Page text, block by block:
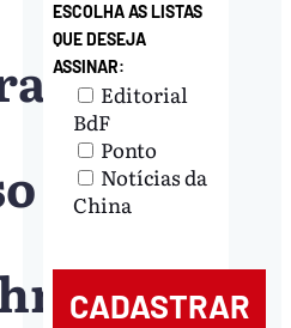
ESCOLHA AS LISTAS
QUE DESEJA
ASSINAR:
Editorial
BdF
Ponto
Notícias da
China